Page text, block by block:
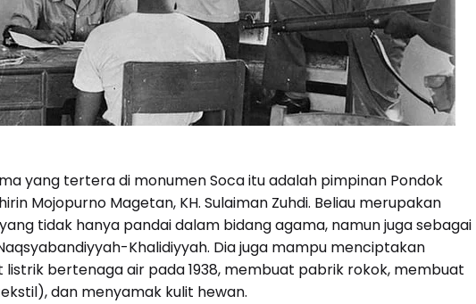
yang tertera di monumen Soca itu adalah pimpinan Pondok
Mojopurno Magetan, KH. Sulaiman Zuhdi. Beliau merupakan
tidak hanya pandai dalam bidang agama, namun juga sebagai
Khalidiyyah. Dia juga mampu menciptakan
bertenaga air pada 1938, membuat pabrik rokok, membuat
dan menyamak kulit hewan.